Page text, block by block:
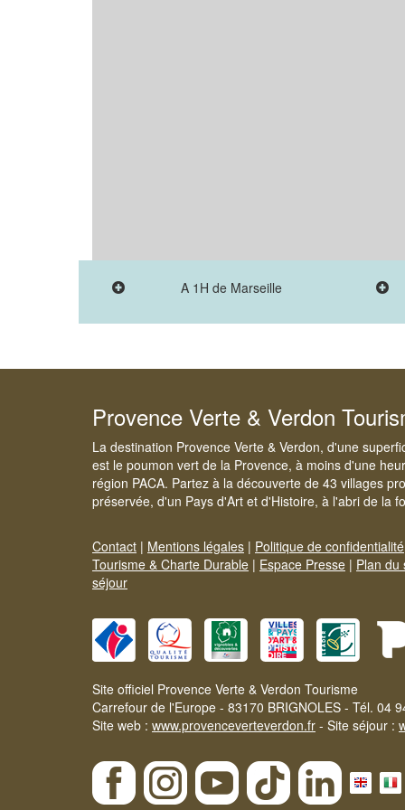
A 1H de Marseille
Provence Verte & Verdon
La destination Provence Verte & Verdon, d'une
est le poumon vert de la Provence, à moins d'une
région PACA. Partez à la découverte de 43 villages
préservée, d'un Pays d'Art et d'Histoire, à l'abri de la
Contact | Mentions légales | Politique de confidentialité
Tourisme & Charte Durable | Espace Presse | Plan du
séjour
Site officiel Provence Verte & Verdon Tourisme
Carrefour de l'Europe - 83170 BRIGNOLES - Tél. 04
Site web : www.provenceverteverdon.fr - Site séjour :